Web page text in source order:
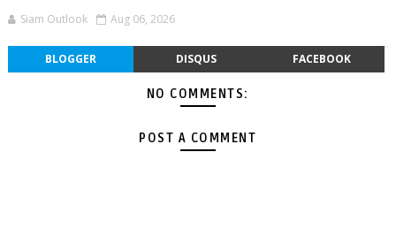
Siam Outlook Aug 06, 2026
BLOGGER DISQUS FACEBOOK
NO COMMENTS:
POST A COMMENT